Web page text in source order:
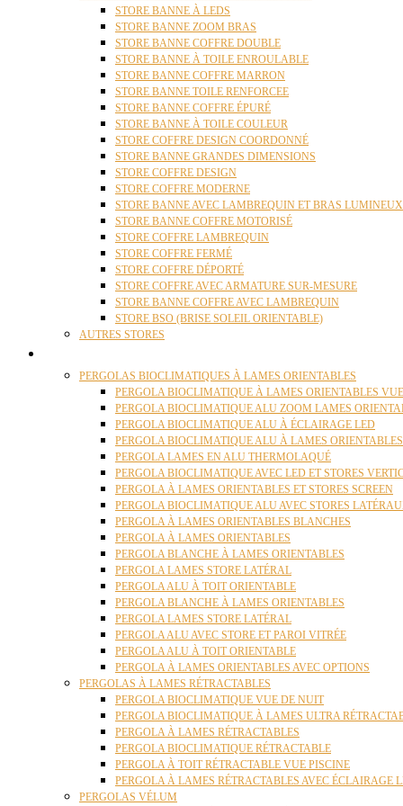
STORE BANNE À LEDS
STORE BANNE ZOOM BRAS
STORE BANNE COFFRE DOUBLE
STORE BANNE À TOILE ENROULABLE
STORE BANNE COFFRE MARRON
STORE BANNE TOILE RENFORCEE
STORE BANNE COFFRE ÉPURÉ
STORE BANNE À TOILE COULEUR
STORE COFFRE DESIGN COORDONNÉ
STORE BANNE GRANDES DIMENSIONS
STORE COFFRE DESIGN
STORE COFFRE MODERNE
STORE BANNE AVEC LAMBREQUIN ET BRAS LUMINEUX
STORE BANNE COFFRE MOTORISÉ
STORE COFFRE LAMBREQUIN
STORE COFFRE FERMÉ
STORE COFFRE DÉPORTÉ
STORE COFFRE AVEC ARMATURE SUR-MESURE
STORE BANNE COFFRE AVEC LAMBREQUIN
STORE BSO (BRISE SOLEIL ORIENTABLE)
AUTRES STORES
PERGOLAS BIOCLIMATIQUES À LAMES ORIENTABLES
PERGOLA BIOCLIMATIQUE À LAMES ORIENTABLES
PERGOLA BIOCLIMATIQUE ALU ZOOM LAMES
PERGOLA BIOCLIMATIQUE ALU À ÉCLAIRAGE LED
PERGOLA BIOCLIMATIQUE ALU À LAMES
PERGOLA LAMES EN ALU THERMOLAQUÉ
PERGOLA BIOCLIMATIQUE AVEC LED ET STORES
PERGOLA À LAMES ORIENTABLES ET STORES SCREEN
PERGOLA BIOCLIMATIQUE ALU AVEC STORES
PERGOLA À LAMES ORIENTABLES BLANCHES
PERGOLA À LAMES ORIENTABLES
PERGOLA BLANCHE À LAMES ORIENTABLES
PERGOLA LAMES STORE LATÉRAL
PERGOLA ALU À TOIT ORIENTABLE
PERGOLA BLANCHE À LAMES ORIENTABLES
PERGOLA LAMES STORE LATÉRAL
PERGOLA ALU AVEC STORE ET PAROI VITRÉE
PERGOLA ALU À TOIT ORIENTABLE
PERGOLA À LAMES ORIENTABLES AVEC OPTIONS
PERGOLAS À LAMES RÉTRACTABLES
PERGOLA BIOCLIMATIQUE VUE DE NUIT
PERGOLA BIOCLIMATIQUE À LAMES ULTRA
PERGOLA À LAMES RÉTRACTABLES
PERGOLA BIOCLIMATIQUE RÉTRACTABLE
PERGOLA À TOIT RÉTRACTABLE VUE PISCINE
PERGOLA À LAMES RÉTRACTABLES AVEC ÉCLAIRAGE
PERGOLAS VÉLUM